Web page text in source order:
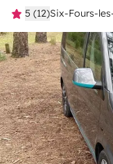
5 (12)Six-Fours-